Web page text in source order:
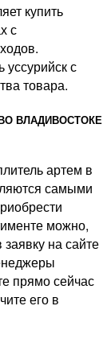
купить
с
с
товара.
ВЛАДИВОСТОКЕ
артем в
самыми
можно,
на сайте
прямо сейчас
его в